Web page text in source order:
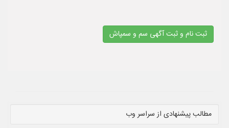
ثبت نام و ثبت آگهی سم و سمپاش
مطالب پیشنهادی از سراسر وب